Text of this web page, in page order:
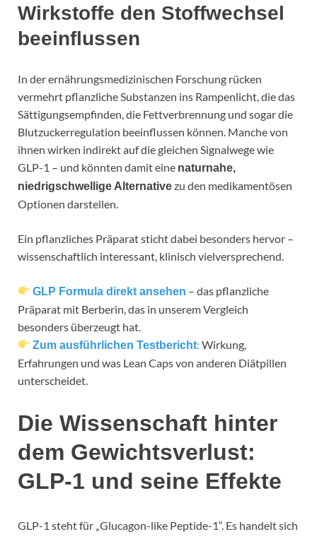
Wirkstoffe den Stoffwechsel
beeinflussen
In der ernährungsmedizinischen Forschung rücken
vermehrt pflanzliche Substanzen ins Rampenlicht, die das
Sättigungsempfinden, die Fettverbrennung und sogar die
Blutzuckerregulation beeinflussen können. Manche von
ihnen wirken indirekt auf die gleichen Signalwege wie
GLP-1 – und könnten damit eine naturnahe,
niedrigschwellige Alternativezu den medikamentösen
Optionen darstellen.
Ein pflanzliches Präparat sticht dabei besonders hervor –
wissenschaftlich interessant, klinisch vielversprechend.
GLP Formula direkt ansehen – das pflanzliche
Präparat mit Berberin, das in unserem Vergleich
besonders überzeugt hat.
Zum ausführlichen Testbericht: Wirkung,
Erfahrungen und was Lean Caps von anderen Diätpillen
unterscheidet.
Die Wissenschaft hinter
dem Gewichtsverlust:
GLP-1 und seine Effekte
GLP-1 steht für „Glucagon-like Peptide-1“. Es handelt sich